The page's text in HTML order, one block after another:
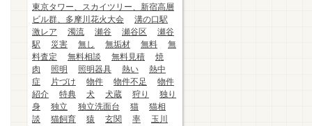
東京タワー、スカイツリー、新宿高層
ビル群、多摩川花火大会
溝の口駅
激レア
濁流 瀬谷 瀬谷区
瀬谷
駅
災害 無し 無垢材 無料
無
料査定
無料相談 無料見積
焼
肉
照明 照明器具 熱い
熱中
症
片づけ 物件 物件不足
物件
紹介
特典 犬 犬蔵 狩り
独り
身
独立 独立洗面台 猫
猫相
談
猫飼育 猿 玄関 率
玉川